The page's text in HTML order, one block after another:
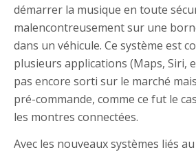
démarrer la musique en toute
malencontreusement sur une
dans un véhicule. Ce système est
plusieurs applications (Maps, Siri,
pas encore sorti sur le marché
pré-commande, comme ce fut le
les montres connectées.
Avec les nouveaux systèmes liés